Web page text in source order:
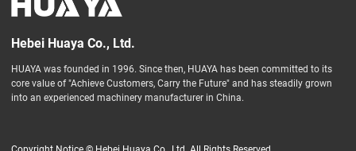
Hebei Huaya Co., Ltd.
HUAYA was founded in 1996. Since then, HUAYA has been committed to its
core value of "Achieve Customers, Carry the Future" and has steadily grown
into an experienced machinery manufacturer in China.